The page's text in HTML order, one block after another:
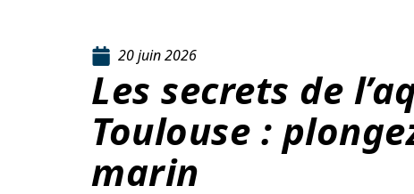
20 juin 2026
Les secrets de
Toulouse :
marin